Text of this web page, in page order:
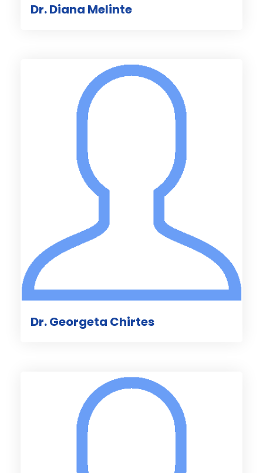
Dr. Diana Melinte
Dr. Georgeta Chirtes